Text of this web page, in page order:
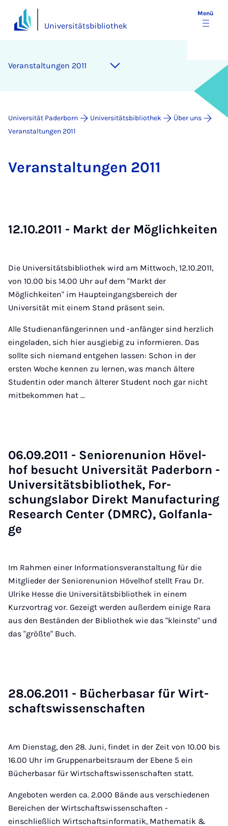
Universitätsbibliothek
Menü
Ver­an­stal­tun­gen 2011
Universität Paderborn Universitätsbibliothek
Über uns
Veranstaltungen 2011
Ver­an­stal­tun­gen 2011
12.10.2011 - Markt der Mög­lich­kei­ten
Die Universitätsbibliothek wird am Mittwoch, 12.10.2011,
von 10.00 bis 14.00 Uhr auf dem "Markt der
Möglichkeiten" im Haupteingangsbereich der
Universität mit einem Stand präsent sein.
Alle Studienanfängerinnen und -anfänger sind herzlich
eingeladen, sich hier ausgiebig zu informieren. Das
sollte sich niemand entgehen lassen: Schon in der
ersten Woche kennen zu lernen, was manch ältere
Studentin oder manch älterer Student noch gar nicht
mitbekommen hat ...
06.09.2011 - Se­ni­o­ren­u­ni­on Hö­vel­
hof be­sucht Uni­ver­si­tät Pa­der­born -
Uni­ver­si­täts­bi­blio­thek, For­
schungs­la­bor Di­rekt Ma­nu­fac­tu­ring
Re­sea­rch Cen­ter (DM­RC), Golf­an­la­
ge
Im Rahmen einer Informationsveranstaltung für die
Mitglieder der Seniorenunion Hövelhof stellt Frau Dr.
Ulrike Hesse die Universitätsbibliothek in einem
Kurzvortrag vor. Gezeigt werden außerdem einige Rara
aus den Beständen der Bibliothek wie das "kleinste" und
das "größte" Buch.
28.06.2011 - Bü­cher­ba­sar für Wirt­
schafts­wis­sen­schaf­ten
Am Dienstag, den 28. Juni, findet in der Zeit von 10.00 bis
16.00 Uhr im Gruppenarbeitsraum der Ebene 5 ein
Bücherbasar für Wirtschaftswissenschaften statt.
Angeboten werden ca. 2.000 Bände aus verschiedenen
Bereichen der Wirtschaftswissenschaften -
einschließlich Wirtschaftsinformatik, Mathematik &